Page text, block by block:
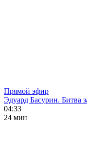
Прямой эфир
Эдуард Басурин. Битва
04:33
24 мин